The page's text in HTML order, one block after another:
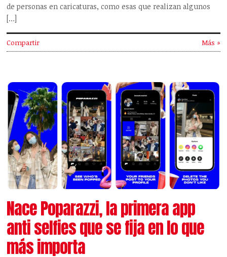
de personas en caricaturas, como esas que realizan algunos
[…]
Compartir Más »
Nace Poparazzi, la primera app
anti selfies que se fija en lo que
más importa